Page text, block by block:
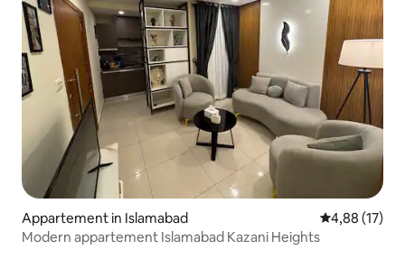
Appartement in Islamabad Gemiddelde
4,88 (17)
Modern appartement Islamabad Kazani Heights